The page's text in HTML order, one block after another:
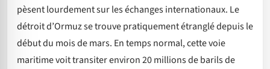
pèsent lourdement sur les échanges internationaux. Le
détroit d’Ormuz se trouve pratiquement étranglé depuis le
début du mois de mars. En temps normal, cette voie
maritime voit transiter environ 20 millions de barils de